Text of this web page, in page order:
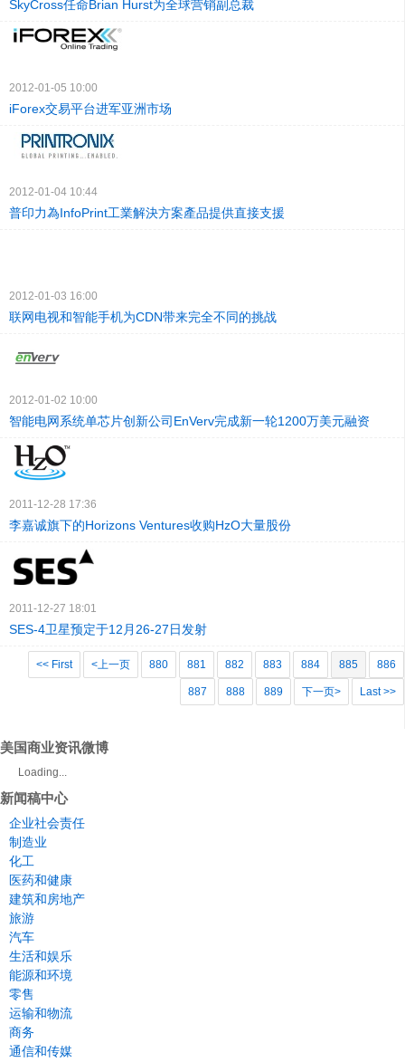
SkyCross任命Brian Hurst为全球营销副总裁
2012-01-05 10:00
iForex交易平台进军亚洲市场
2012-01-04 10:44
普印力為InfoPrint工業解決方案產品提供直接支援
2012-01-03 16:00
联网电视和智能手机为CDN带来完全不同的挑战
2012-01-02 10:00
智能电网系统单芯片创新公司EnVerv完成新一轮1200万美元融资
2011-12-28 17:36
李嘉诚旗下的Horizons Ventures收购HzO大量股份
2011-12-27 18:01
SES-4卫星预定于12月26-27日发射
<< First <上一页 880 881 882 883 884 885 886
887 888 889 下一页> Last >>
美国商业资讯微博
Loading...
新闻稿中心
企业社会责任
制造业
化工
医药和健康
建筑和房地产
旅游
汽车
生活和娱乐
能源和环境
零售
运输和物流
商务
通信和传媒